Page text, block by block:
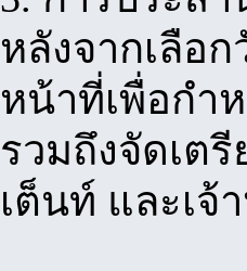
หลังจากเลือ
หน้าที่เพื่อกำ
รวมถึงจัดเต
เต็นท์ และเจ้